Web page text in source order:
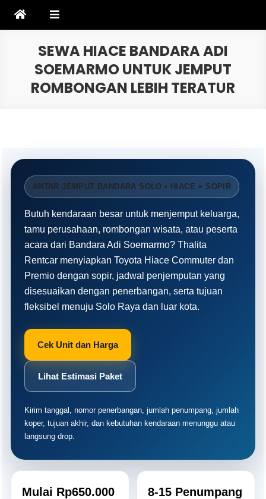
SEWA HIACE BANDARA ADI
SOEMARMO UNTUK JEMPUT
ROMBONGAN LEBIH TERATUR
ANTAR JEMPUT BANDARA SOLO • HIACE + SOPIR
Butuh kendaraan besar untuk menjemput keluarga,
tamu perusahaan, rombongan wisata, atau peserta
acara dari Bandara Adi Soemarmo? Thalita
Rentcar menyiapkan Toyota Hiace Commuter dan
Premio dengan sopir, jadwal penjemputan yang
disesuaikan dengan penerbangan, serta tujuan
fleksibel menuju Solo Raya dan luar kota.
Cek Unit dan Harga
Lihat Estimasi Paket
Kirim tanggal, nomor penerbangan, jumlah penumpang, jumlah
koper, tujuan akhir, dan kebutuhan kendaraan menunggu atau
langsung drop.
Mulai Rp650.000 8-15 Penumpang